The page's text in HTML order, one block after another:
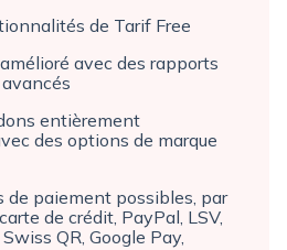
de Tarif Free
avec des rapports
entièrement
des options de marque
de paiement possibles, par
de crédit, PayPal, LSV,
QR, Google Pay,